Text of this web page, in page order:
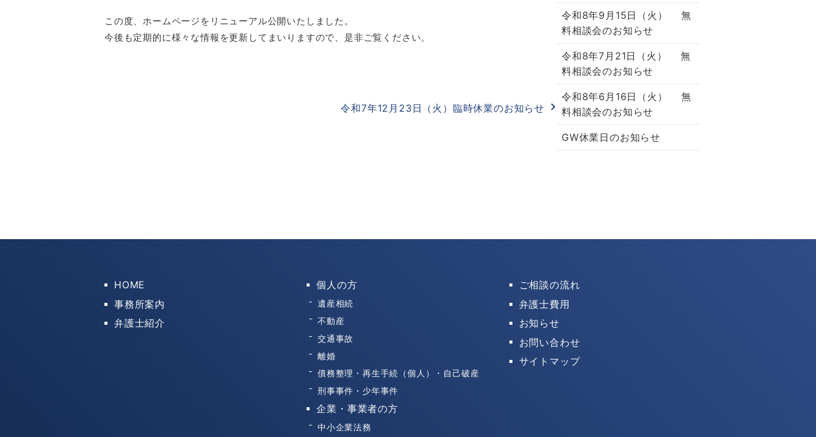
この度、ホームページをリニューアル公開いたしました。
今後も定期的に様々な情報を更新してまいりますので、是非ご覧ください。
令和7年12月23日（火）臨時休業のお知らせ
令和8年9月15日（火） 無
料相談会のお知らせ
令和8年7月21日（火） 無
料相談会のお知らせ
令和8年6月16日（火） 無
料相談会のお知らせ
GW休業日のお知らせ
HOME
事務所案内
弁護士紹介
個人の方
遺産相続
不動産
交通事故
離婚
債務整理・再生手続（個人）・自己破産
刑事事件・少年事件
企業・事業者の方
中小企業法務
ご相談の流れ
弁護士費用
お知らせ
お問い合わせ
サイトマップ